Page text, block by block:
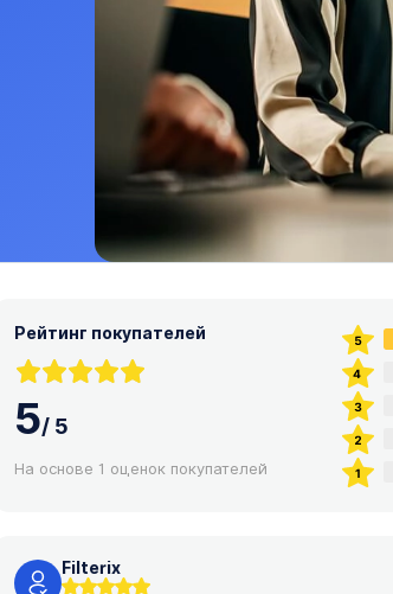
Рейтинг покупателей
5/5
На основе 1 оценок покупателей
Filterix